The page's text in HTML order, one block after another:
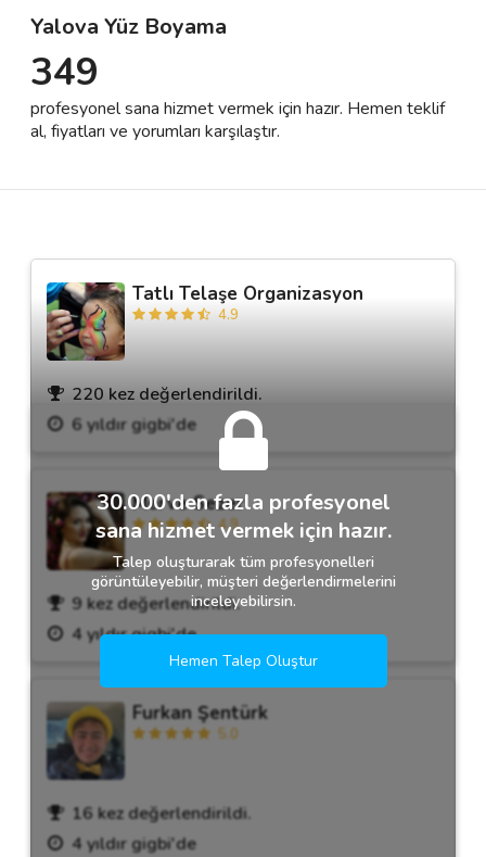
Destek
İletişim
Yalova Yüz Boyama
349
profesyonel sana hizmet vermek için hazır. Hemen teklif
al, fiyatları ve yorumları karşılaştır.
Tatlı Telaşe Organizasyon
4.9
220 kez değerlendirildi.
6 yıldır gigbi'de
Merve Sezer
4.9
9 kez değerlendirildi.
4 yıldır gigbi'de
Furkan Şentürk
5.0
16 kez değerlendirildi.
4 yıldır gigbi'de
30.000'den fazla profesyonel
sana hizmet vermek için hazır.
Talep oluşturarak tüm profesyonelleri
görüntüleyebilir, müşteri değerlendirmelerini
inceleyebilirsin.
Hemen Talep Oluştur